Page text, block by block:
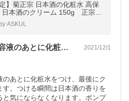
】菊正宗 日本酒の化粧水 高保
本酒のクリーム 150g 正宗印
マスク付きセット
ASKUL
同じ菊正宗の導入美容液のあとに化粧水を… 2021/12/1
あとに化粧水をつけ、最後にク
す。つける瞬間は日本酒の香りを
と気にならなくなります。ポンプ